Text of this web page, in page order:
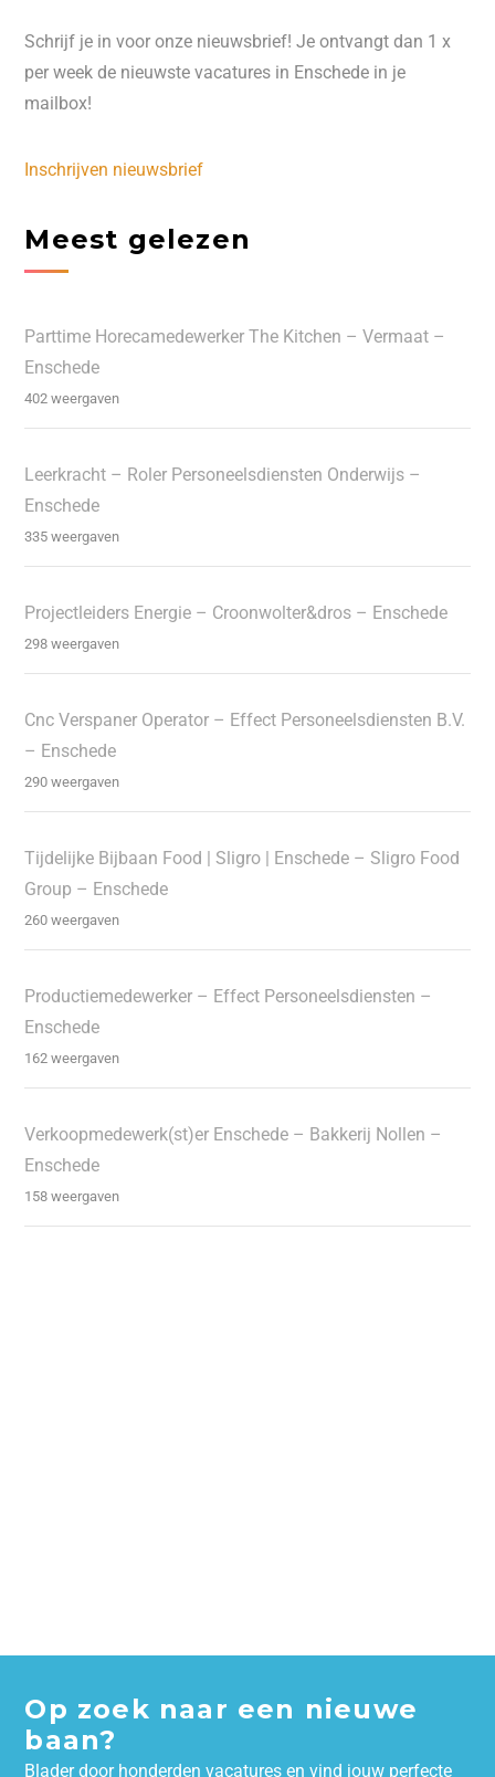
Schrijf je in voor onze nieuwsbrief! Je ontvangt dan 1 x
per week de nieuwste vacatures in Enschede in je
mailbox!
Inschrijven nieuwsbrief
Meest gelezen
Parttime Horecamedewerker The Kitchen – Vermaat –
Enschede
402 weergaven
Leerkracht – Roler Personeelsdiensten Onderwijs –
Enschede
335 weergaven
Projectleiders Energie – Croonwolter&dros – Enschede
298 weergaven
Cnc Verspaner Operator – Effect Personeelsdiensten B.V.
– Enschede
290 weergaven
Tijdelijke Bijbaan Food | Sligro | Enschede – Sligro Food
Group – Enschede
260 weergaven
Productiemedewerker – Effect Personeelsdiensten –
Enschede
162 weergaven
Verkoopmedewerk(st)er Enschede – Bakkerij Nollen –
Enschede
158 weergaven
Op zoek naar een nieuwe
baan?
Blader door honderden vacatures en vind jouw perfecte